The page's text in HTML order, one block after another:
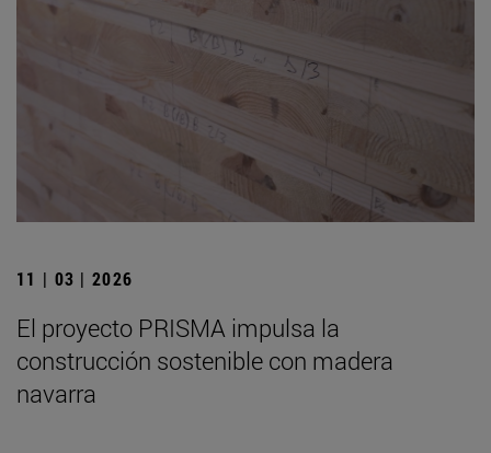
11 | 03 | 2026
El proyecto PRISMA impulsa la
construcción sostenible con madera
navarra